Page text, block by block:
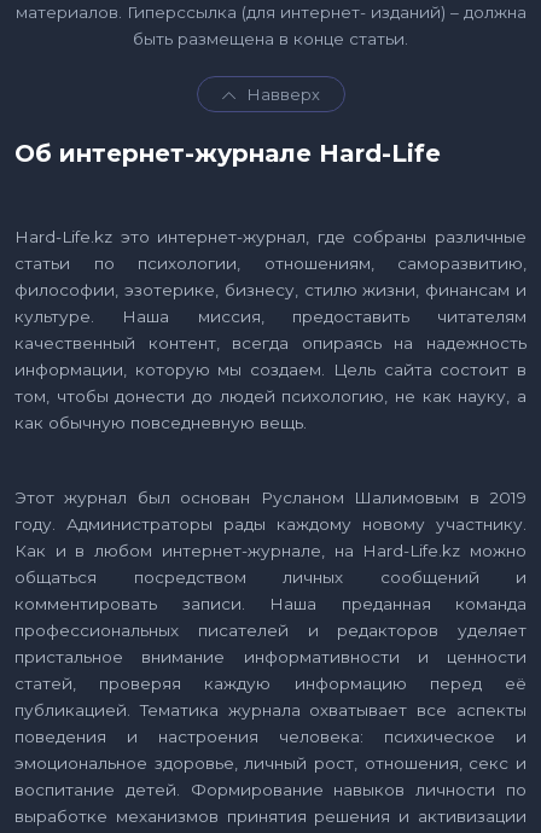
материалов. Гиперссылка (для интернет- изданий) – должна
быть размещена в конце статьи.
Навверх
Об интернет-журнале Hard-Life
Hard-Life.kz это интернет-журнал, где собраны различные
статьи по психологии, отношениям, саморазвитию,
философии, эзотерике, бизнесу, стилю жизни, финансам и
культуре. Наша миссия, предоставить читателям
качественный контент, всегда опираясь на надежность
информации, которую мы создаем. Цель сайта состоит в
том, чтобы донести до людей психологию, не как науку, а
как обычную повседневную вещь.
Этот журнал был основан Русланом Шалимовым в 2019
году. Администраторы рады каждому новому участнику.
Как и в любом интернет-журнале, на Hard-Life.kz можно
общаться посредством личных сообщений и
комментировать записи. Наша преданная команда
профессиональных писателей и редакторов уделяет
пристальное внимание информативности и ценности
статей, проверяя каждую информацию перед её
публикацией. Тематика журнала охватывает все аспекты
поведения и настроения человека: психическое и
эмоциональное здоровье, личный рост, отношения, секс и
воспитание детей. Формирование навыков личности по
выработке механизмов принятия решения и активизации